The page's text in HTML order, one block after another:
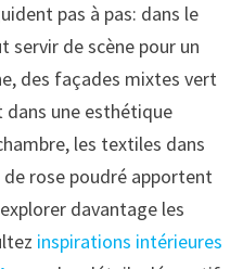
pas à pas: dans le
servir de scène pour un
des façades mixtes vert
dans une esthétique
les textiles dans
rose poudré apportent
davantage les
inspirations intérieures